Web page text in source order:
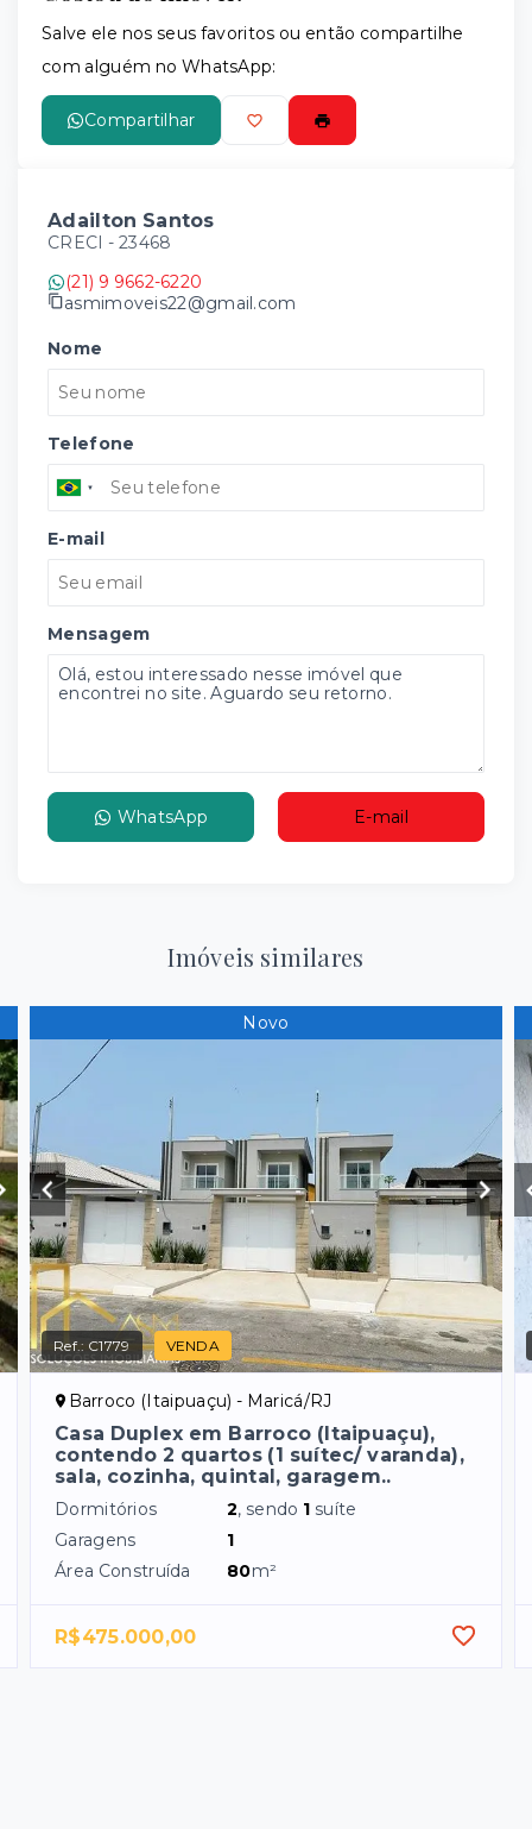
Salve ele nos seus favoritos ou então compartilhe
com alguém no WhatsApp:
Compartilhar
Adailton Santos
CRECI - 23468
(21) 9 9662-6220
asmimoveis22@gmail.com
Nome
Telefone
E-mail
Mensagem
WhatsApp E-mail
Imóveis similares
Novo
Ref.: C1779 VENDA
Barroco (Itaipuaçu) - Maricá/RJ
Casa Duplex em Barroco (Itaipuaçu),
contendo 2 quartos (1 suítec/ varanda),
sala, cozinha, quintal, garagem..
Dormitórios 2, sendo 1 suíte
Garagens
1
Área Construída
80m²
R$475.000,00